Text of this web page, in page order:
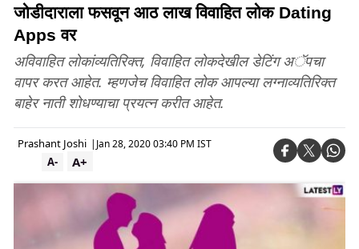
जोडीदाराला फसवून आठ लाख विवाहित लोक Dating
Apps वर
अविवाहित लोकांव्यतिरिक्त, विवाहित लोकदेखील डेटिंग अॅपचा
वापर करत आहेत. म्हणजेच विवाहित लोक आपल्या लग्नाव्यतिरिक्त
बाहेर नाती शोधण्याचा प्रयत्न करीत आहेत.
Prashant Joshi | Jan 28, 2020 03:40 PM IST
A+
A-